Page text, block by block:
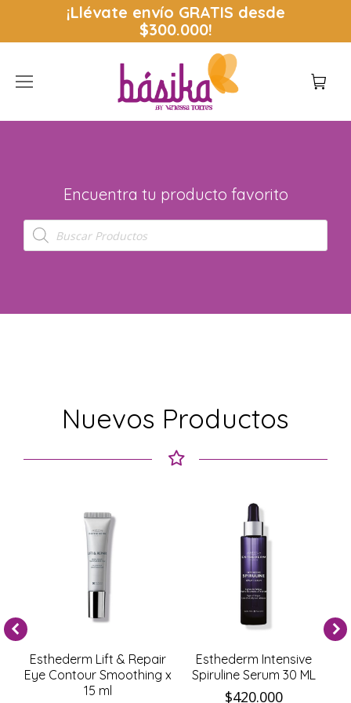
¡Llévate envío GRATIS desde
$300.000!
Encuentra tu producto favorito
Búsqueda
de
productos
Nuevos Productos
Repair
x
Esthederm Intensive
Spiruline Serum 30 ML
$
Esthederm Age
Advance Serum 30
$400.000